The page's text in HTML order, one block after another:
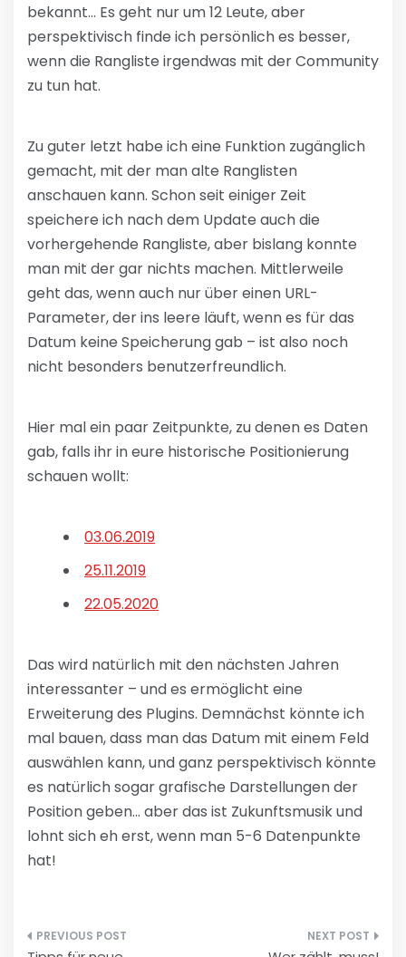
bekannt… Es geht nur um 12 Leute, aber
perspektivisch finde ich persönlich es besser,
wenn die Rangliste irgendwas mit der Community
zu tun hat.
Zu guter letzt habe ich eine Funktion zugänglich
gemacht, mit der man alte Ranglisten
anschauen kann. Schon seit einiger Zeit
speichere ich nach dem Update auch die
vorhergehende Rangliste, aber bislang konnte
man mit der gar nichts machen. Mittlerweile
geht das, wenn auch nur über einen URL-
Parameter, der ins leere läuft, wenn es für das
Datum keine Speicherung gab – ist also noch
nicht besonders benutzerfreundlich.
Hier mal ein paar Zeitpunkte, zu denen es Daten
gab, falls ihr in eure historische Positionierung
schauen wollt:
03.06.2019
25.11.2019
22.05.2020
Das wird natürlich mit den nächsten Jahren
interessanter – und es ermöglicht eine
Erweiterung des Plugins. Demnächst könnte ich
mal bauen, dass man das Datum mit einem Feld
auswählen kann, und ganz perspektivisch könnte
es natürlich sogar grafische Darstellungen der
Position geben… aber das ist Zukunftsmusik und
lohnt sich eh erst, wenn man 5-6 Datenpunkte
hat!
Beitragsnavigation